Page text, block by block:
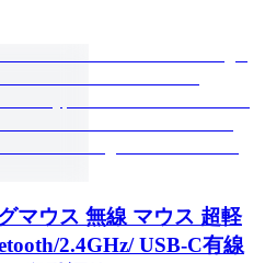
マウス 無線 マウス 超軽
2.4GHz/ USB-C有線